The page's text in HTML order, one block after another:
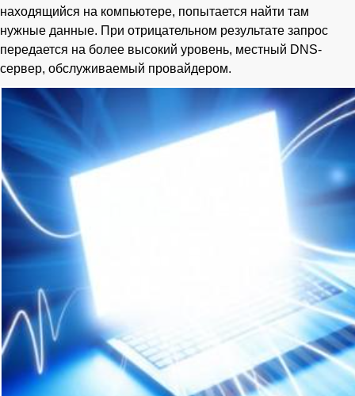
находящийся на компьютере, попытается найти там
нужные данные. При отрицательном результате запрос
передается на более высокий уровень, местный DNS-
сервер, обслуживаемый провайдером.